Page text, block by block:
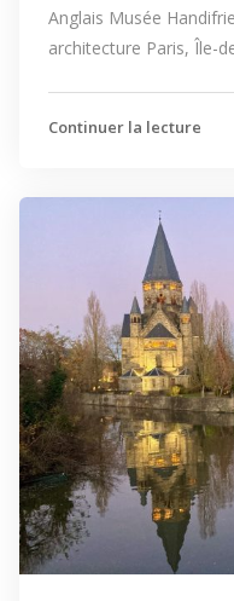
Anglais Musée
architecture Paris, Île-
Continuer la lecture